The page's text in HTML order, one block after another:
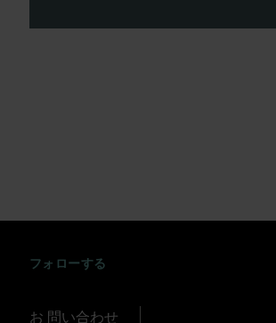
フォローする
お 問い合わせ